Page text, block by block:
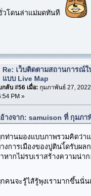
วโดนล่าแม่มดทันที
Re: เว็บติดตามสถานการณ์ใ
แบบ Live Map
กลับ #56 เมื่อ: กุมภาพันธ์ 27,
PM »
อ้างจาก: samuison ที่ กุมภา
ท่านมองแบบภาพรวมคิดว่า
งการเมืองของปูตินไ้ดรับผล
หากไม่รบเราสร้างความน่า
คนจะรู้ไส้รู้พุงเรามากขึ้นนั่น